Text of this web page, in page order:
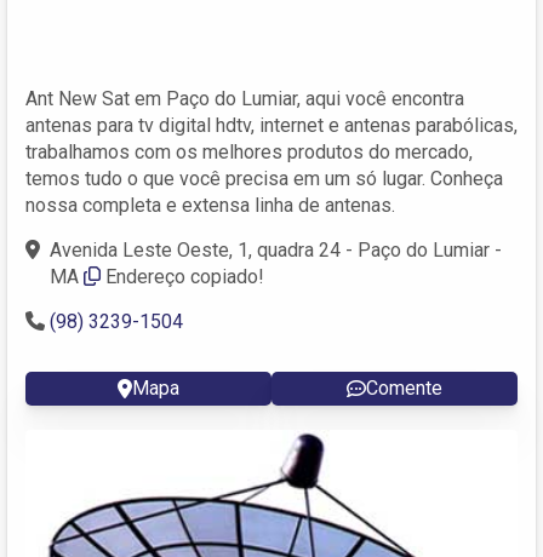
Ant New Sat em Paço do Lumiar, aqui você encontra
antenas para tv digital hdtv, internet e antenas parabólicas,
trabalhamos com os melhores produtos do mercado,
temos tudo o que você precisa em um só lugar. Conheça
nossa completa e extensa linha de antenas.
Avenida Leste Oeste, 1, quadra 24 - Paço do Lumiar -
MA
Endereço copiado!
(98) 3239-1504
Mapa Comente